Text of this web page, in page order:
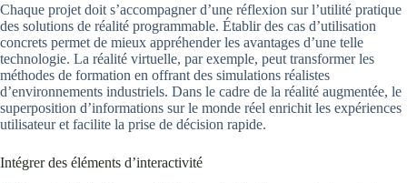
Chaque projet doit s’accompagner d’une réflexion sur l’utilité pratique
des solutions de réalité programmable. Établir des cas d’utilisation
concrets permet de mieux appréhender les avantages d’une telle
technologie. La réalité virtuelle, par exemple, peut transformer les
méthodes de formation en offrant des simulations réalistes
d’environnements industriels. Dans le cadre de la réalité augmentée, le
superposition d’informations sur le monde réel enrichit les expériences
utilisateur et facilite la prise de décision rapide.
Intégrer des éléments d’interactivité